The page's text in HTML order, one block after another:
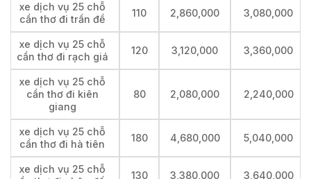
xe dịch vụ 25 chỗ
cần thơ đi trần đề
110 2,860,000 3,080,000
xe dịch vụ 25 chỗ
cần thơ đi rạch giá
120 3,120,000 3,360,000
xe dịch vụ 25 chỗ
cần thơ đi kiên
giang
80 2,080,000 2,240,000
xe dịch vụ 25 chỗ
cần thơ đi hà tiên
180 4,680,000 5,040,000
xe dịch vụ 25 chỗ
130 3,380,000 3,640,000